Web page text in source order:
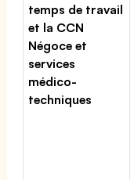
temps de travail
et la CCN
Négoce et
services
médico-
techniques